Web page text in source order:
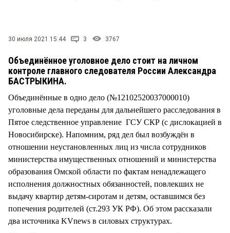
30 июля 2021 15:44 3 3767
Объединённое уголовное дело стоит на личном
контроле главного следователя России Александра
БАСТРЫКИНА.
Объединённые в одно дело (№12102520037000010)
уголовные дела переданы для дальнейшего расследования в
Пятое следственное управление ГСУ СКР (с дислокацией в
Новосибирске). Напомним, ряд дел был возбуждён в
отношении неустановленных лиц из числа сотрудников
министерства имущественных отношений и министерства
образования Омской области по фактам ненадлежащего
исполнения должностных обязанностей, повлекших не
выдачу квартир детям-сиротам и детям, оставшимся без
попечения родителей (ст.293 УК РФ). Об этом рассказали
два источника KVnews в силовых структурах.